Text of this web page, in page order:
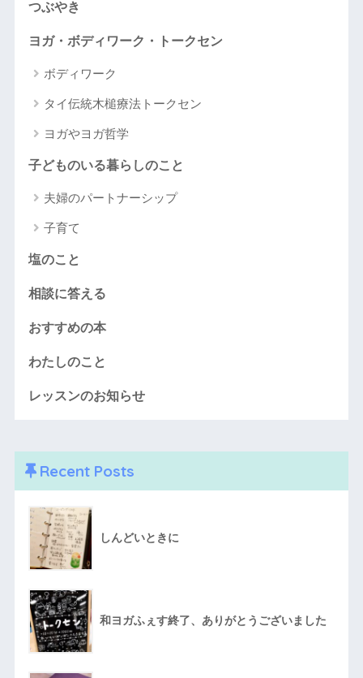
つぶやき
ヨガ・ボディワーク・トークセン
ボディワーク
タイ伝統木槌療法トークセン
ヨガやヨガ哲学
子どものいる暮らしのこと
夫婦のパートナーシップ
子育て
塩のこと
相談に答える
おすすめの本
わたしのこと
レッスンのお知らせ
Recent Posts
しんどいときに
和ヨガふぇす終了、ありがとうございました